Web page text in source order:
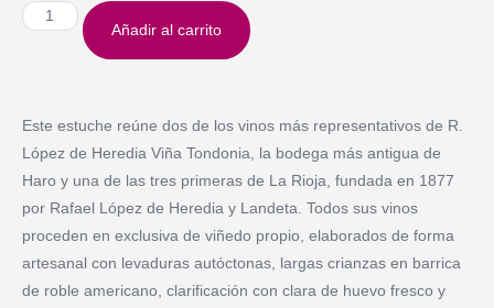
Añadir al carrito
Este estuche reúne dos de los vinos más representativos de R.
López de Heredia Viña Tondonia, la bodega más antigua de
Haro y una de las tres primeras de La Rioja, fundada en 1877
por Rafael López de Heredia y Landeta. Todos sus vinos
proceden en exclusiva de viñedo propio, elaborados de forma
artesanal con levaduras autóctonas, largas crianzas en barrica
de roble americano, clarificación con clara de huevo fresco y